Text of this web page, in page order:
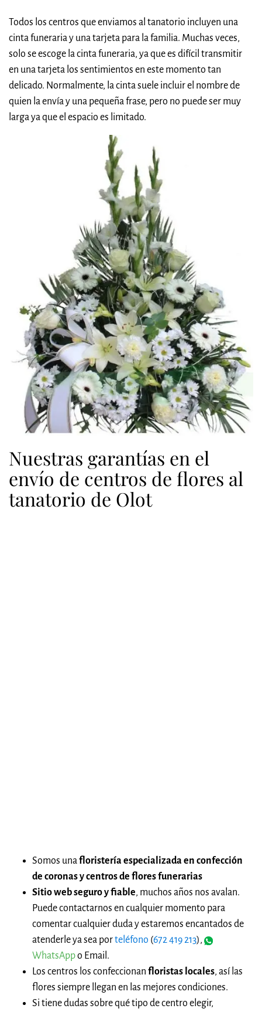
Todos los centros que enviamos al tanatorio incluyen una
cinta funeraria y una tarjeta para la familia. Muchas veces,
solo se escoge la cinta funeraria, ya que es difícil transmitir
en una tarjeta los sentimientos en este momento tan
delicado. Normalmente, la cinta suele incluir el nombre de
quien la envía y una pequeña frase, pero no puede ser muy
larga ya que el espacio es limitado.
Nuestras garantías en el
envío de centros de flores al
tanatorio de Olot
Somos unafloristería especializada en confección
de coronas y centros de flores funerarias
Sitio web seguro y fiable, muchos años nos avalan.
Puede contactarnos en cualquier momento para
comentar cualquier duda y estaremos encantados de
atenderle ya sea porteléfono (672 419 213),
WhatsAppo Email.
Los centros los confeccionan floristas locales, así las
flores siempre llegan en las mejores condiciones.
Si tiene dudas sobre qué tipo de centro elegir,